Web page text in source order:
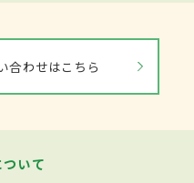
合わせはこちら
いて